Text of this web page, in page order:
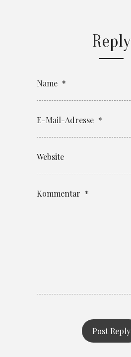
Reply
Name *
E-Mail-Adresse *
Website
Kommentar *